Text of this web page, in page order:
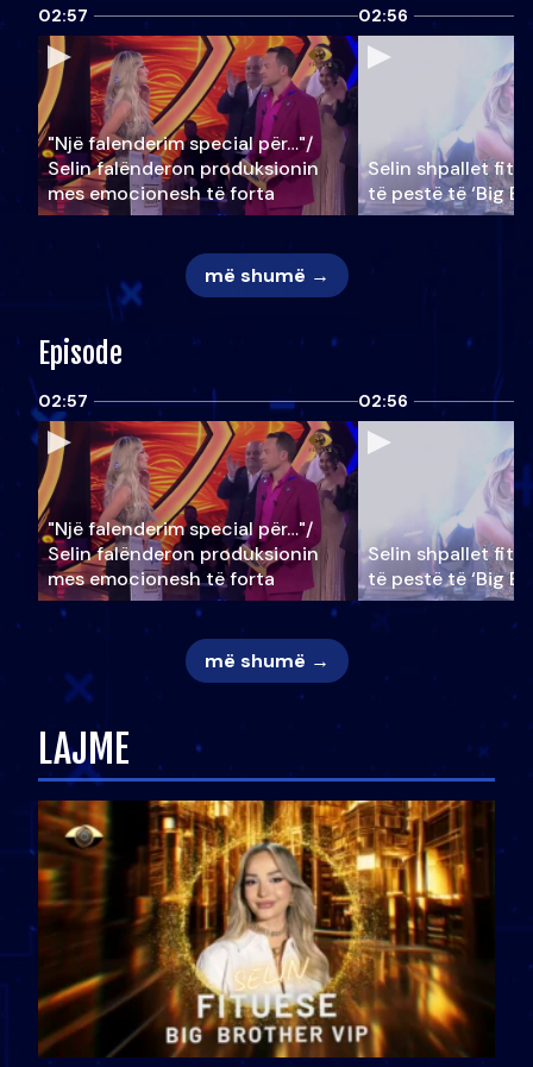
02:57
"Një falenderim special për…"/
Selin falënderon produksionin
mes emocionesh të forta
02:56
Selin shpallet
të pestë të ‘Big
më shumë →
Episode
02:57
"Një falenderim special për…"/
Selin falënderon produksionin
mes emocionesh të forta
02:56
Selin shpallet
të pestë të ‘Big
më shumë →
LAJME